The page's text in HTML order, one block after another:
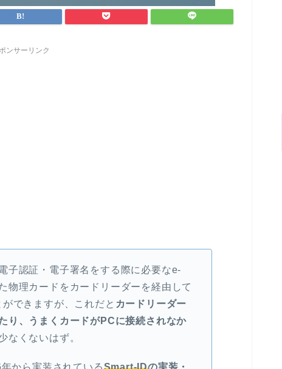
ンサーリンク
子認証・電子署名をする際に必要なe-
物理カードをカードリーダーを経由して
できますが、これだと カードリーダー
り、うまくカードがPCに接続されなか
なくないはず。
から実装されているSmart-IDの実装・